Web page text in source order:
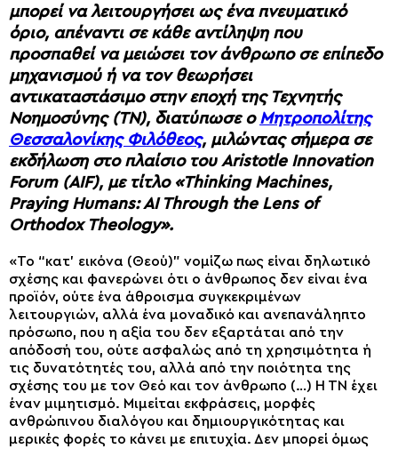
μπορεί να λειτουργήσει ως ένα πνευματικό
όριο, απέναντι σε κάθε αντίληψη που
προσπαθεί να μειώσει τον άνθρωπο σε επίπεδο
μηχανισμού ή να τον θεωρήσει
αντικαταστάσιμο στην εποχή της Τεχνητής
Νοημοσύνης (ΤΝ), διατύπωσε ο Μητροπολίτης
Θεσσαλονίκης Φιλόθεος, μιλώντας σήμερα σε
εκδήλωση στο πλαίσιο του Aristotle Innovation
Forum (AIF), με τίτλο «Thinking Machines,
Praying Humans: AI Through the Lens of
Orthodox Theology».
«Το “κατ’ εικόνα (Θεού)” νομίζω πως είναι δηλωτικό
σχέσης και φανερώνει ότι ο άνθρωπος δεν είναι ένα
προϊόν, ούτε ένα άθροισμα συγκεκριμένων
λειτουργιών, αλλά ένα μοναδικό και ανεπανάληπτο
πρόσωπο, που η αξία του δεν εξαρτάται από την
απόδοσή του, ούτε ασφαλώς από τη χρησιμότητα ή
τις δυνατότητές του, αλλά από την ποιότητα της
σχέσης του με τον Θεό και τον άνθρωπο (…) Η ΤΝ έχει
έναν μιμητισμό. Μιμείται εκφράσεις, μορφές
ανθρώπινου διαλόγου και δημιουργικότητας και
μερικές φορές το κάνει με επιτυχία. Δεν μπορεί όμως